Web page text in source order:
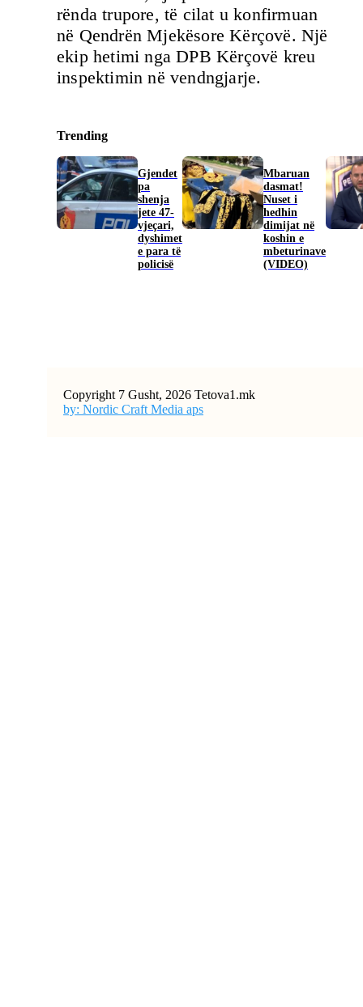
rënda trupore, të cilat u konfirmuan
në Qendrën Mjekësore Kërçovë. Një
ekip hetimi nga DPB Kërçovë kreu
inspektimin në vendngjarje.
Trending
Gjendet
pa
shenja
jete 47-
vjeçari,
dyshimet
e para të
policisë
Mbaruan
dasmat!
Nuset i
hedhin
dimijat në
koshin e
mbeturinave
(VIDEO)
Copyright 7 Gusht, 2026 Tetova1.mk
by: Nordic Craft Media aps